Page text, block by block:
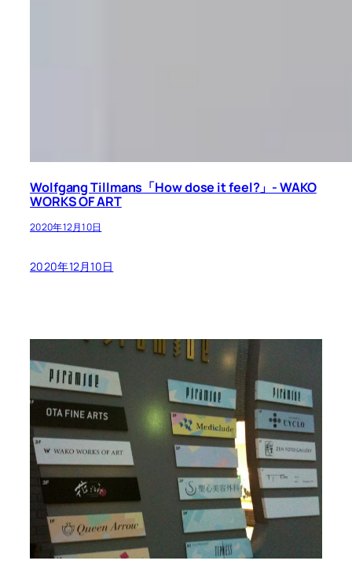
Wolfgang Tillmans「How dose it feel?」- WAKO
WORKS OF ART
2020年12月10日
2020年12月10日